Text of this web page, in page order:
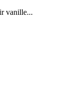
vanille...